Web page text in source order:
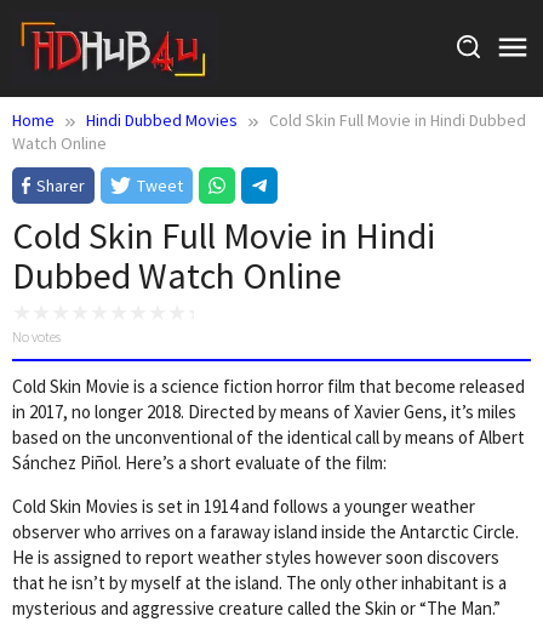
content
Home Hindi Dubbed Movies
Cold Skin Full Movie in Hindi Dubbed
Watch Online
Sharer
Tweet
Cold Skin Full Movie in Hindi
Dubbed Watch Online
No votes
Cold Skin Movie is a science fiction horror film that become released
in 2017, no longer 2018. Directed by means of Xavier Gens, it’s miles
based on the unconventional of the identical call by means of Albert
Sánchez Piñol. Here’s a short evaluate of the film:
Cold Skin Movies is set in 1914 and follows a younger weather
observer who arrives on a faraway island inside the Antarctic Circle.
He is assigned to report weather styles however soon discovers
that he isn’t by myself at the island. The only other inhabitant is a
mysterious and aggressive creature called the Skin or “The Man.”